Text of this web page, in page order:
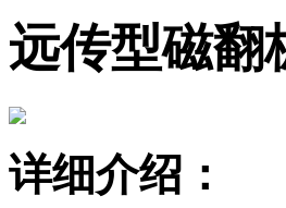
远传型磁翻
详细介绍：